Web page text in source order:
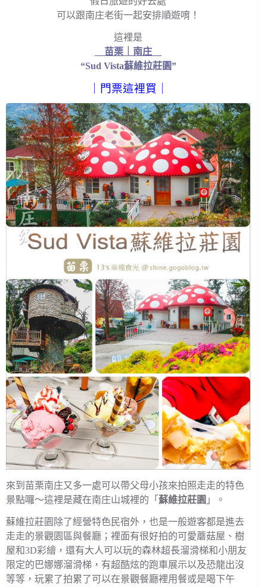
可以跟南庄老街一起安排順遊唷！
這裡是
苗栗｜南庄
“Sud Vista蘇維拉莊園”
門票這裡買
來到苗栗南庄又多一處可以帶父母小孩來拍照走走的特色
景點囉～這裡是藏在南庄山城裡的「 蘇維拉莊園 」。
蘇維拉莊園除了經營特色民宿外，也是一般遊客都是進去
走走的景觀園區與餐廳；裡面有很好拍的可愛蘑菇屋、樹
屋和3D彩繪，還有大人可以玩的森林超長溜滑梯和小朋友
限定的巴娜娜溜滑梯，有超酷炫的跑車展示以及恐龍出沒
等等，玩累了拍累了可以在景觀餐廳裡用餐或是喝下午